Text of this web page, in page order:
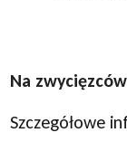
Na
Szczegółowe